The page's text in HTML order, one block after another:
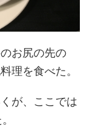
お尻の先の
理を食べた。
が、ここでは